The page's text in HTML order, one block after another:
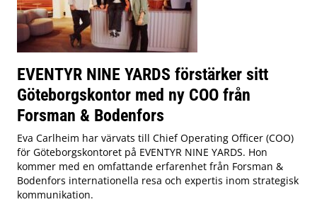
EVENTYR NINE YARDS förstärker sitt
Göteborgskontor med ny COO från
Forsman & Bodenfors
Eva Carlheim har värvats till Chief Operating Officer (COO)
för Göteborgskontoret på EVENTYR NINE YARDS. Hon
kommer med en omfattande erfarenhet från Forsman &
Bodenfors internationella resa och expertis inom strategisk
kommunikation.